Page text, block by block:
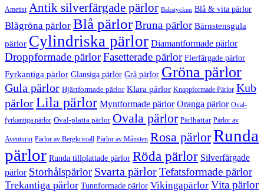
Ametist Antik silverfärgade pärlor Bakstycken Blå & vita pärlor
Blågröna pärlor Blå pärlorBruna pärlor Bärnstensgula
pärlor Cylindriska pärlor Diamantformade pärlor
Droppformade pärlorFasetterade pärlor Flerfärgade pärlor
Fyrkantiga pärlor Glansiga pärlor Grå pärlor Gröna pärlor
Gula pärlor Hjärtformade pärlor Klara pärlor Knappformade Pärlor Kub
pärlorLila pärlor Myntformade pärlor Oranga pärlor Oval-
fyrkantiga pärlor Oval-platta pärlor Ovala pärlor Pärlhattar Pärlor av
Aventurin Pärlor av Bergkristall Pärlor av Månsten Rosa pärlorRunda
pärlor Runda tillplattade pärlor Röda pärlor Silverfärgade
pärlor Storhålspärlor Svarta pärlorTefatsformade pärlor
Trekantiga pärlor Tunnformade pärlor Vikingapärlor Vita pärlor